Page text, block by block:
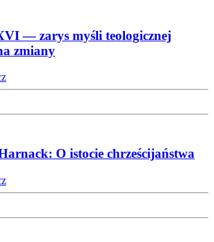
— zarys myśli teologicznej
zmiany
O istocie chrześcijaństwa